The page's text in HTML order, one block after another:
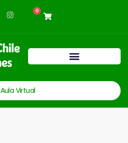
0
Aula Virtual